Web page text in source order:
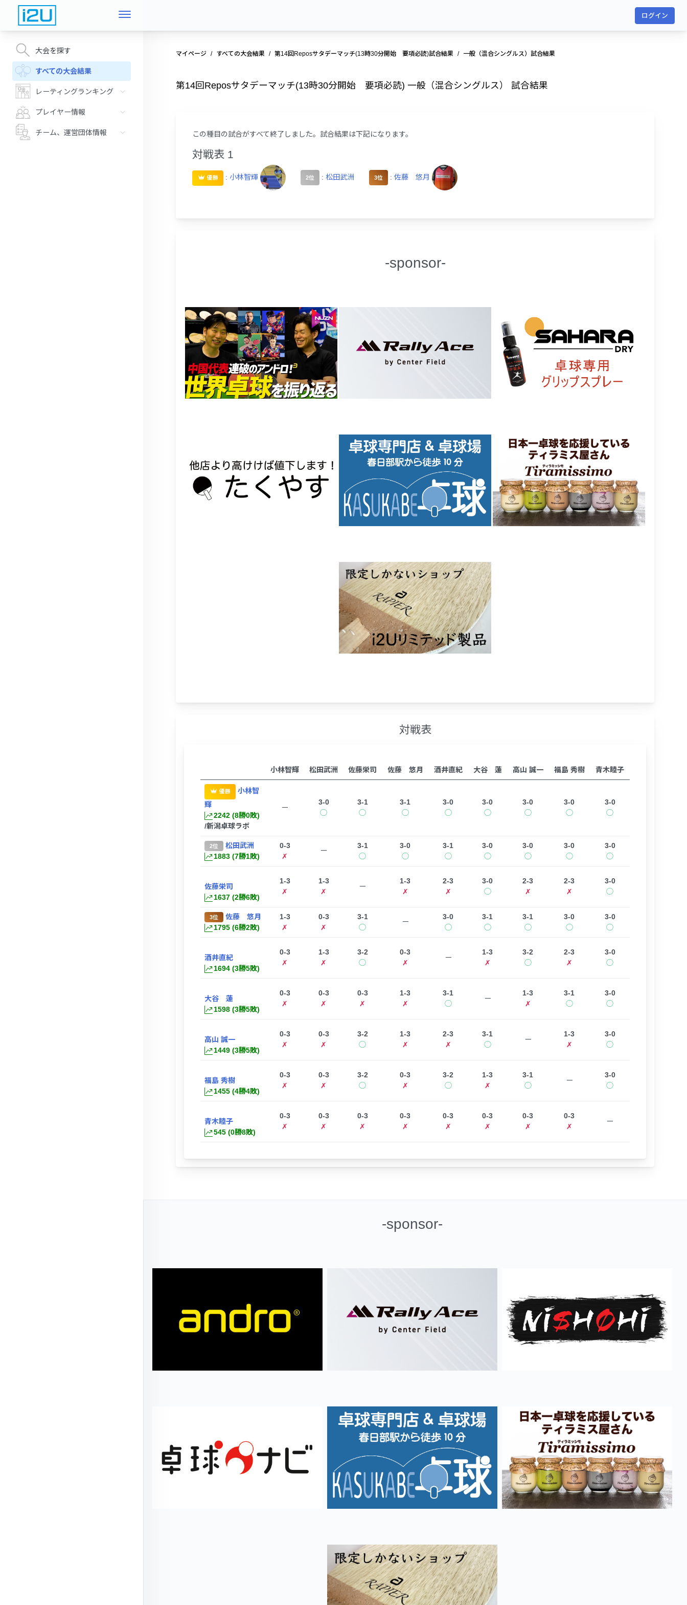
ログイン
大会を探す
すべての大会結果
レーティングランキング
プレイヤー情報
チーム、運営団体情報
マイページ すべての大会結果 第14回Reposサタデーマッチ(13時30分開始 要項必読)試合結果 一般（混合シングルス）試合結果
第14回Reposサタデーマッチ(13時30分開始 要項必読) 一般（混合シングルス） 試合結果
この種目の試合がすべて終了しました。試合結果は下記になります。
対戦表 1
優勝 : 小林智輝 2位 : 松田武洲 3位 : 佐藤 悠月
-sponsor-
対戦表
小林智輝 松田武洲 佐藤栄司 佐藤 悠月 酒井直紀 大谷 蓮 高山 誠一 福島 秀樹 青木睦子
優勝
小林智
輝
2242 (8勝0敗)
/新潟卓球ラボ
ー
3-0
◯
3-1
◯
3-1
◯
3-0
◯
3-0
◯
3-0
◯
3-0
◯
3-0
◯
2位
松田武洲
1883 (7勝1敗)
0-3
✗
ー
3-1
◯
3-0
◯
3-1
◯
3-0
◯
3-0
◯
3-0
◯
3-0
◯
佐藤栄司
1637 (2勝6敗)
1-3
✗
1-3
✗
ー
1-3
✗
2-3
✗
3-0
◯
2-3
✗
2-3
✗
3-0
◯
3位
佐藤 悠月
1795 (6勝2敗)
1-3
✗
0-3
✗
3-1
◯
ー
3-0
◯
3-1
◯
3-1
◯
3-0
◯
3-0
◯
酒井直紀
1694 (3勝5敗)
0-3
✗
1-3
✗
3-2
◯
0-3
✗
ー
1-3
✗
3-2
◯
2-3
✗
3-0
◯
大谷 蓮
1598 (3勝5敗)
0-3
✗
0-3
✗
0-3
✗
1-3
✗
3-1
◯
ー
1-3
✗
3-1
◯
3-0
◯
高山 誠一
1449 (3勝5敗)
0-3
✗
0-3
✗
3-2
◯
1-3
✗
2-3
✗
3-1
◯
ー
1-3
✗
3-0
◯
福島 秀樹
1455 (4勝4敗)
0-3
✗
0-3
✗
3-2
◯
0-3
✗
3-2
◯
1-3
✗
3-1
◯
ー
3-0
◯
青木睦子
545 (0勝8敗)
0-3
✗
0-3
✗
0-3
✗
0-3
✗
0-3
✗
0-3
✗
0-3
✗
0-3
✗
ー
-sponsor-